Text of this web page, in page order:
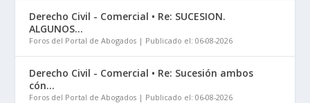
Derecho Civil - Comercial • Re: SUCESION.
ALGUNOS...
Foros del Portal de Abogados Publicado el: 06-08-2026
Derecho Civil - Comercial • Re: Sucesión ambos
cón...
Foros del Portal de Abogados Publicado el: 06-08-2026